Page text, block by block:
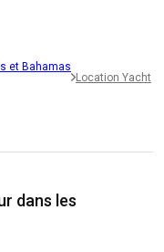
et Bahamas
Location Yacht
dans les